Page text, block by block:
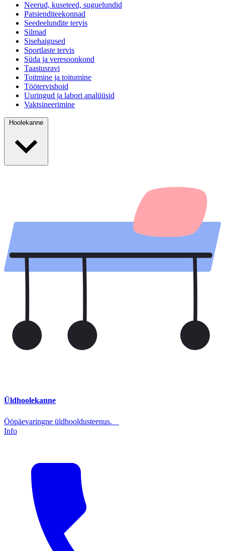
Neerud, kuseteed, suguelundid
Patsienditeekonnad
Seedeelundite tervis
Silmad
Sisehaigused
Sportlaste tervis
Süda ja veresoonkond
Taastusravi
Toitmine ja toitumine
Töötervishoid
Uuringud ja labori analüüsid
Vaktsineerimine
Hoolekanne
Üldhoolekanne
Ööpäevaringne üldhooldusteenus.
Info